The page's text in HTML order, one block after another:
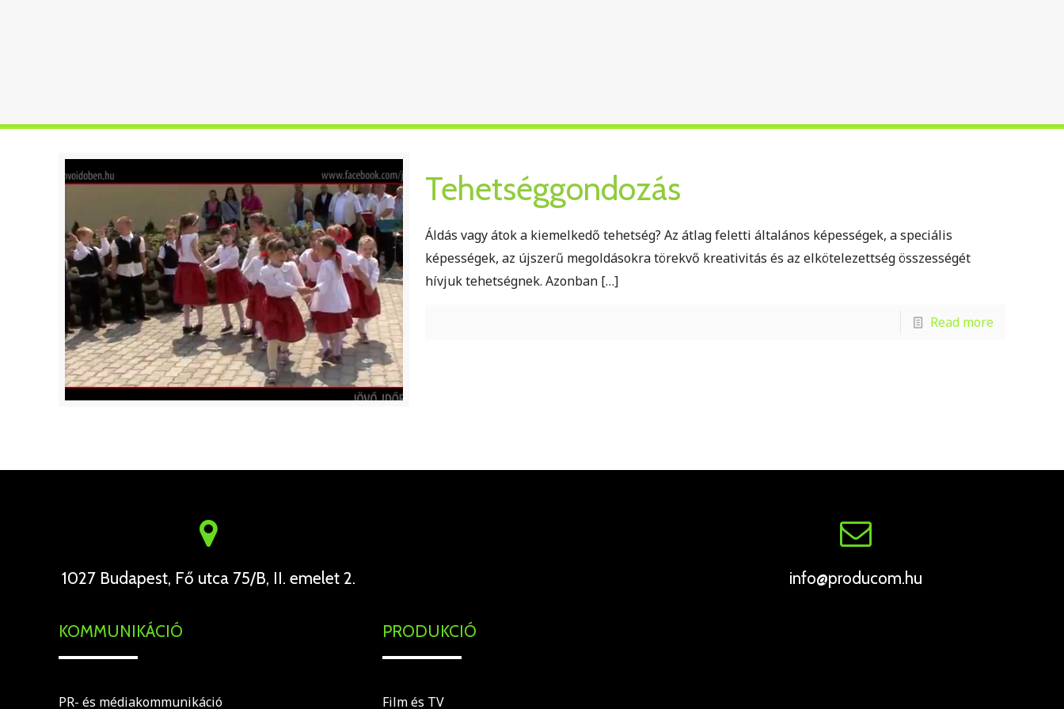
Tehetséggondozás
Áldás vagy átok a kiemelkedő tehetség? Az átlag feletti általános képességek, a speciális
képességek, az újszerű megoldásokra törekvő kreativitás és az elkötelezettség összességét
hívjuk tehetségnek. Azonban[…]
Read more
1027 Budapest, Fő utca 75/B, II. emelet 2. info@producom.hu
KOMMUNIKÁCIÓ
PR- és médiakommunikáció
PRODUKCIÓ
Film és TV